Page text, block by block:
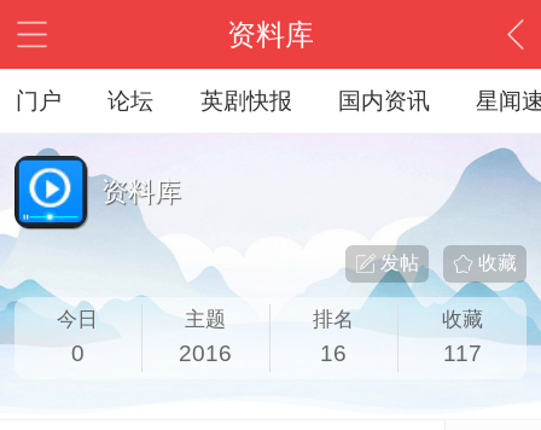
资料库
门户 论坛 英剧快报 国内资讯 星闻
资料库
收藏
发帖
今日
0
主题
2016
排名
16
收藏
117